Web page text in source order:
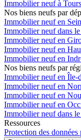
Immobilier neuf à Tours
Nos biens neufs par
Immobilier neuf en
Immobilier neuf dans
Immobilier neuf en
Immobilier neuf en
Immobilier neuf en
Nos biens neufs par
Immobilier neuf en Île-
Immobilier neuf en
Immobilier neuf en
Immobilier neuf en
Immobilier neuf dans
Ressources
Protection des données